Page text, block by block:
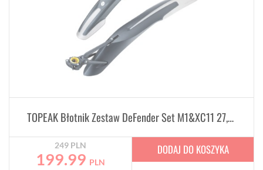
TOPEAK Błotnik Zestaw DeFender Set M1&XC11 27,5-29
249 PLN
199.99 PLN
DODAJ DO KOSZYKA